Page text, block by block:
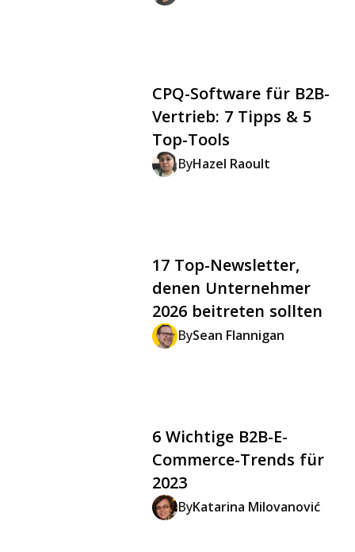
CPQ-Software für B2B-
Vertrieb: 7 Tipps & 5
Top-Tools
ByHazel Raoult
17 Top-Newsletter,
denen Unternehmer
2026 beitreten sollten
BySean Flannigan
6 Wichtige B2B-E-
Commerce-Trends für
2023
ByKatarina Milovanović